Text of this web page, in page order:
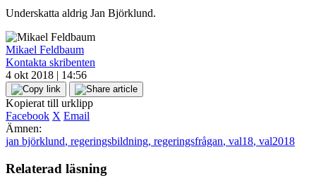
Underskatta aldrig Jan Björklund.
Mikael Feldbaum
Kontakta skribenten
4 okt 2018 | 14:56
Kopierat till urklipp
Facebook X Email
Ämnen:
jan björklund, regeringsbildning, regeringsfrågan, val18, val2018
Relaterad läsning